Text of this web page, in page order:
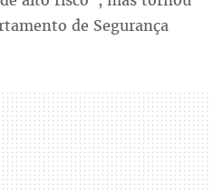
de Segurança